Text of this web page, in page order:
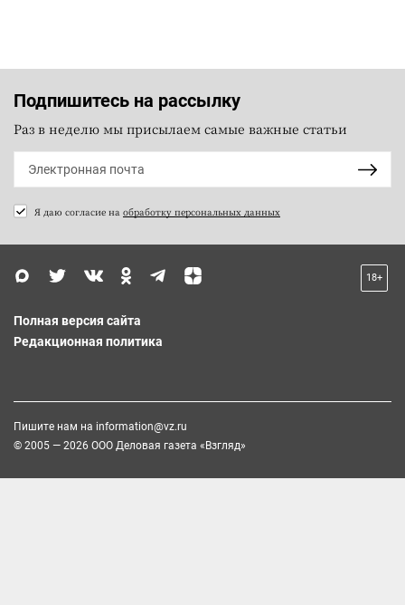
Подпишитесь на рассылку
Раз в неделю мы присылаем самые важные статьи
Я даю согласие на обработку персональных данных
18+
Полная версия сайта
Редакционная политика
Пишите нам на information@vz.ru
© 2005 — 2026 ООО Деловая газета «Взгляд»